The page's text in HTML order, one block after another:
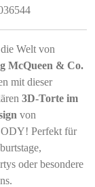
Welt von
McQueen & Co.
mit dieser
3D‑Torte im
von
Perfekt für
oder besondere